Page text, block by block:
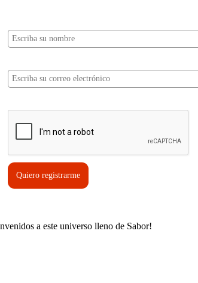
Quiero registrarme
a este universo lleno de Sabor!